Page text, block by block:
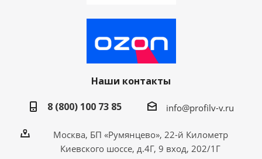
Наши контакты
8 (800) 100 73 85
info@profilv-v.ru
Москва, БП «Румянцево», 22-й Километр
Киевского шоссе, д.4Г, 9 вход, 202/1Г